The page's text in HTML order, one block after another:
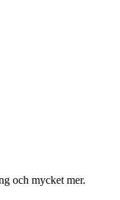
och mycket mer.